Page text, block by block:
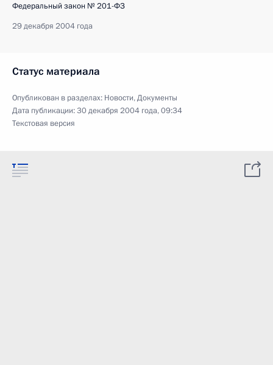
Федеральный закон № 201-ФЗ
29 декабря 2004 года
Статус материала
Опубликован в разделах: Новости,Документы
Дата публикации:30 декабря 2004 года, 09:34
Текстовая версия